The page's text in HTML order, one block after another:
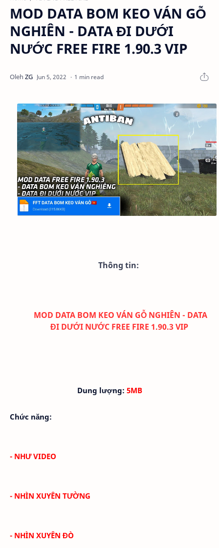
MOD DATA BOM KEO VÁN GỖ
NGHIÊN - DATA ĐI DƯỚI
NƯỚC FREE FIRE 1.90.3 VIP
1 min read
Thông tin:
MOD DATA BOM KEO VÁN GỖ NGHIÊN - DATA
ĐI DƯỚI NƯỚC FREE FIRE 1.90.3 VIP
Dung lượng: 5MB
Chức năng:
- NHƯ VIDEO
- NHÌN XUYÊN TƯỜNG
- NHÌN XUYÊN ĐÒ